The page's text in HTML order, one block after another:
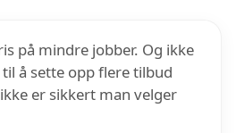
på mindre jobber. Og ikke
å sette opp flere tilbud
er sikkert man velger